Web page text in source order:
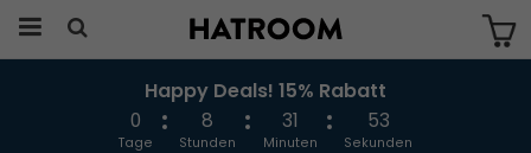
Das Produkt wurde in Ihren Warenkorb
gelegt
Happy Deals! 15% Rabatt
0
Tage
8
Stunden
31
Minuten
52
Sekunden